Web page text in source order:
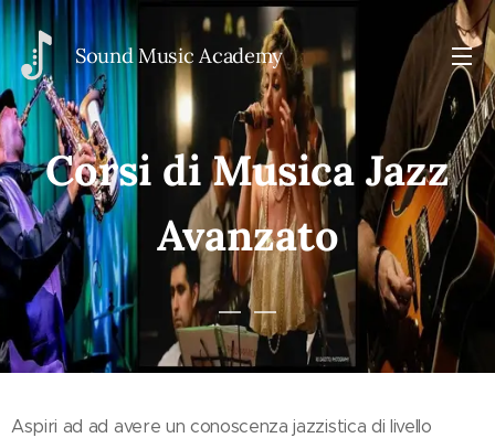
Sound Music Academy
Corsi di Musica Jazz
Avanzato
Aspiri ad ad avere un conoscenza jazzistica di livello